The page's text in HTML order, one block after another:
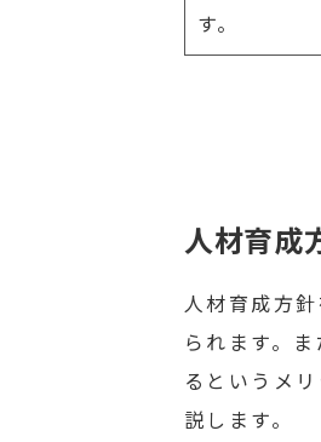
す。
人材育成
人材育成方
られます。
るというメ
説します。